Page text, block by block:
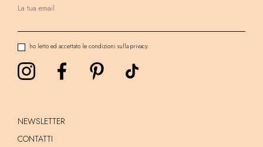
ho letto ed accettato le condizioni sulla privacy.
NEWSLETTER
CONTATTI